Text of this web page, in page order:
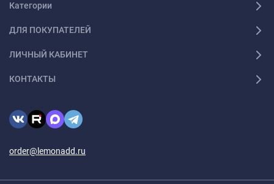
Категории
ДЛЯ ПОКУПАТЕЛЕЙ
ЛИЧНЫЙ КАБИНЕТ
КОНТАКТЫ
order@lemonadd.ru